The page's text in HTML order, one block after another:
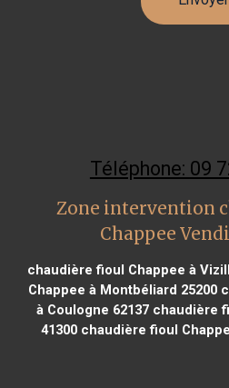
Téléphone: 09
Zone intervention
Chappee
chaudière fioul Chappee à
Chappee à Montbéliard 25200
à Coulogne 62137 chaudière
41300 chaudière fioul